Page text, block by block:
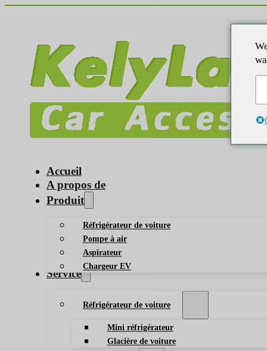
Accueil
A propos de
Produit
Réfrigérateur de voiture
Pompe à air
Aspirateur
Chargeur EV
Service
Réfrigérateur de voiture
Mini réfrigérateur
Glacière de voiture